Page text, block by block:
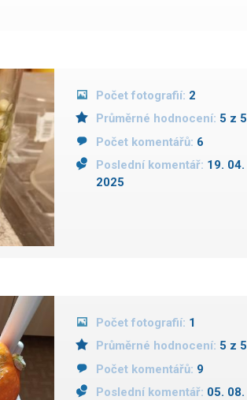
Počet fotografií: 2
Průměrné hodnocení: 5 z 5
Počet komentářů: 6
Poslední komentář: 19. 04.
2025
Počet fotografií: 1
Průměrné hodnocení: 5 z 5
Počet komentářů: 9
Poslední komentář: 05. 08.